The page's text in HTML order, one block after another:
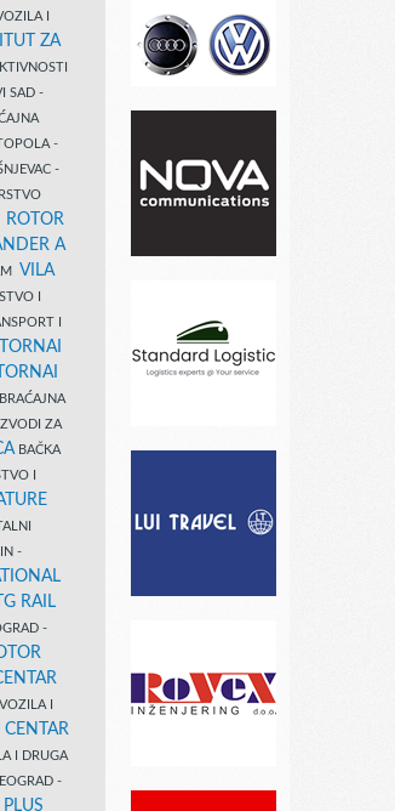
I
ZA
SAD -
-
-
ROTOR
A
VILA
I
I
TORNAI
ZA
BAČKA
I
-
RAIL
-
I
I DRUGA
-